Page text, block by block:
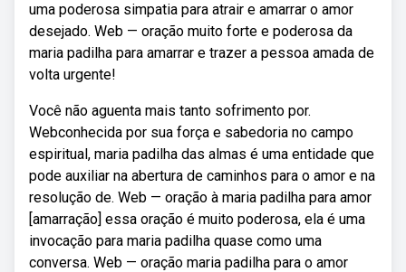
uma poderosa simpatia para atrair e amarrar o amor
desejado. Web — oração muito forte e poderosa da
maria padilha para amarrar e trazer a pessoa amada de
volta urgente!
Você não aguenta mais tanto sofrimento por.
Webconhecida por sua força e sabedoria no campo
espiritual, maria padilha das almas é uma entidade que
pode auxiliar na abertura de caminhos para o amor e na
resolução de. Web — oração à maria padilha para amor
[amarração] essa oração é muito poderosa, ela é uma
invocação para maria padilha quase como uma
conversa. Web — oração maria padilha para o amor